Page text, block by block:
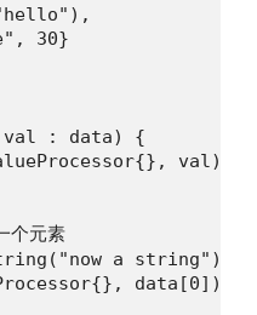
30}
: data) {
val);
个元素
a string");
data[0]);